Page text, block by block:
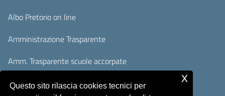
Albo Pretorio on line
Amministrazione Trasparente
Amm. Trasparente scuole accorpate
Adempimenti AVCP / ANAC
Questo sito rilascia cookies tecnici per
x